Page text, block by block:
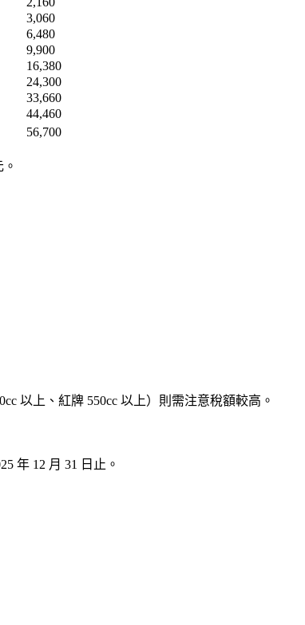
3,060
6,480
9,900
16,380
24,300
33,660
44,460
56,700
。
以上、紅牌 550cc 以上）則需注意稅額較高。
年 12 月 31 日止。